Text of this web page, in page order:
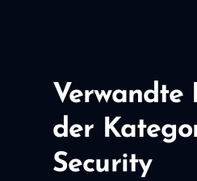
der
Security